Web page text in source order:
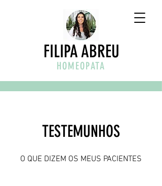
FILIPA ABREU
HOMEOPATA
TESTEMUNHOS
O QUE DIZEM OS MEUS PACIENTES